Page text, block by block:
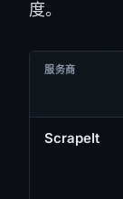
度。
服务商
ScrapeIt